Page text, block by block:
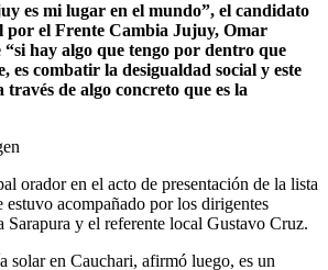
es mi lugar en el mundo”, el candidato
por el Frente Cambia Jujuy, Omar
hay algo que tengo por dentro que
es combatir la desigualdad social y este
de algo concreto que es la
orador en el acto de presentación de la lista
estuvo acompañado por los dirigentes
y el referente local Gustavo Cruz.
solar en Cauchari, afirmó luego, es un